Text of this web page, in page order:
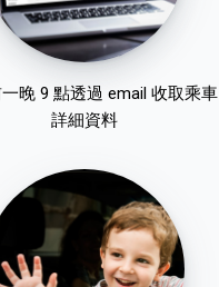
晚 9 點透過 email 收取乘車
詳細資料